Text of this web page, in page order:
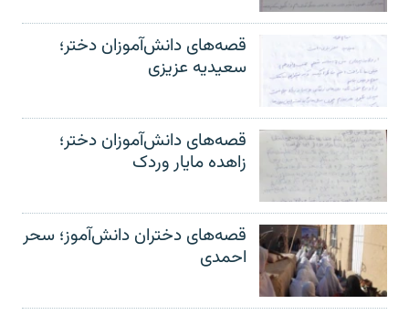
قصه‌های دانش‌آموزان دختر؛
سعیدیه عزیزی
قصه‌های دانش‌آموزان دختر؛
زاهده مایار وردک
قصه‌های دختران دانش‌آموز؛ سحر
احمدی